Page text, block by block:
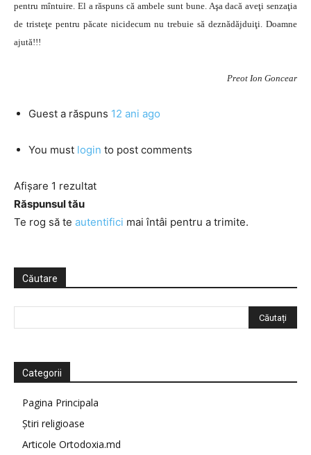
pentru mîntuire. El a răspuns că ambele sunt bune. Aşa dacă aveţi senzaţia
de tristeţe pentru păcate nicidecum nu trebuie să deznădăjduiţi. Doamne
ajută!!!
Preot Ion Goncear
Guest a răspuns 12 ani ago
You must login to post comments
Afișare 1 rezultat
Răspunsul tău
Te rog să te autentifici mai întâi pentru a trimite.
Căutare
Categorii
Pagina Principala
Știri religioase
Articole Ortodoxia.md